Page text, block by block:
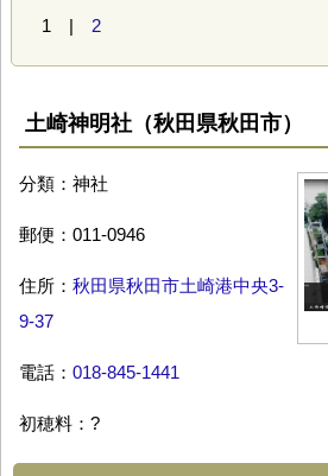
1 | 2
土崎神明社（秋田県秋田市）
分類：神社
郵便：011-0946
住所： 秋田県秋田市土崎港中央3-
9-37
電話： 018-845-1441
初穂料：?